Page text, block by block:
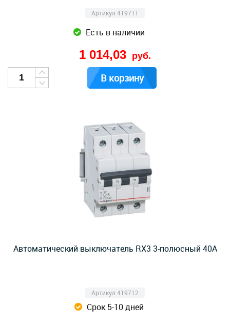
Артикул 419711
Есть в наличии
1 014,03 руб.
В корзину
Автоматический выключатель RX3 3-полюсный 40А
Артикул 419712
Срок 5-10 дней